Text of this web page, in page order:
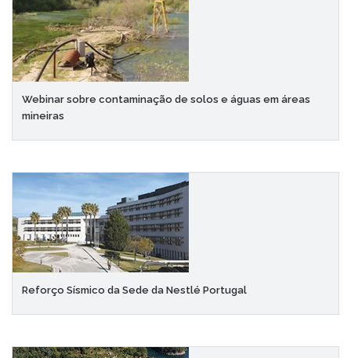
Webinar sobre contaminação de solos e águas em áreas
mineiras
Reforço Sísmico da Sede da Nestlé Portugal